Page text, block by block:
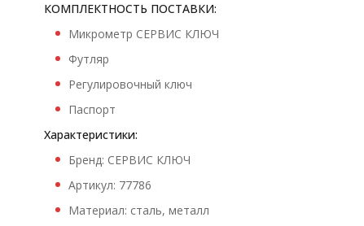
КОМПЛЕКТНОСТЬ ПОСТАВКИ:
Микрометр СЕРВИС КЛЮЧ
Футляр
Регулировочный ключ
Паспорт
Характеристики:
Бренд: СЕРВИС КЛЮЧ
Артикул: 77786
Материал: сталь, металл